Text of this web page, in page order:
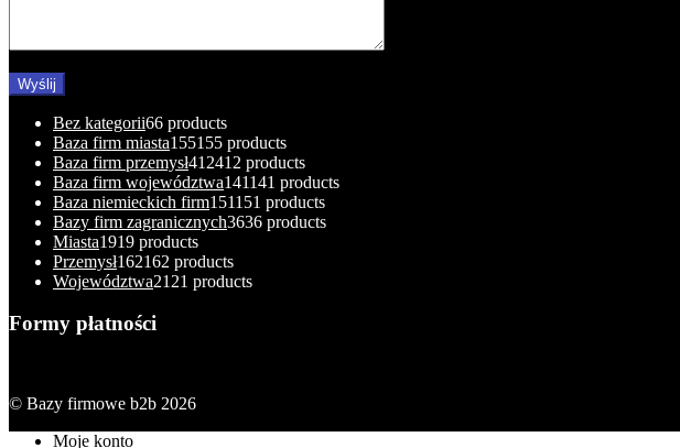
Bez kategorii66 products
Baza firm miasta155155 products
Baza firm przemysł412412 products
Baza firm województwa141141 products
Baza niemieckich firm151151 products
Bazy firm zagranicznych3636 products
Miasta1919 products
Przemysł162162 products
Województwa21 21 products
Formy płatności
© Bazy firmowe b2b 2026
Moje konto